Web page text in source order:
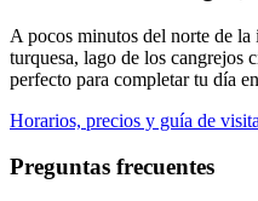
A pocos minutos del norte de
turquesa, lago de los cangrejos
perfecto para completar tu día
Horarios, precios y guía de visita
Preguntas frecuentes